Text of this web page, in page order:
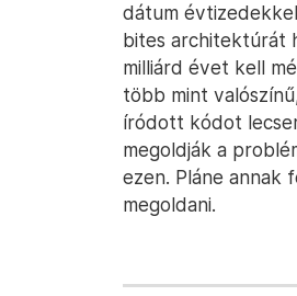
dátum
bites architektúrát
milliárd évet kell
több mint
íródott kódot
megoldják a
ezen. Pláne annak
megoldani.